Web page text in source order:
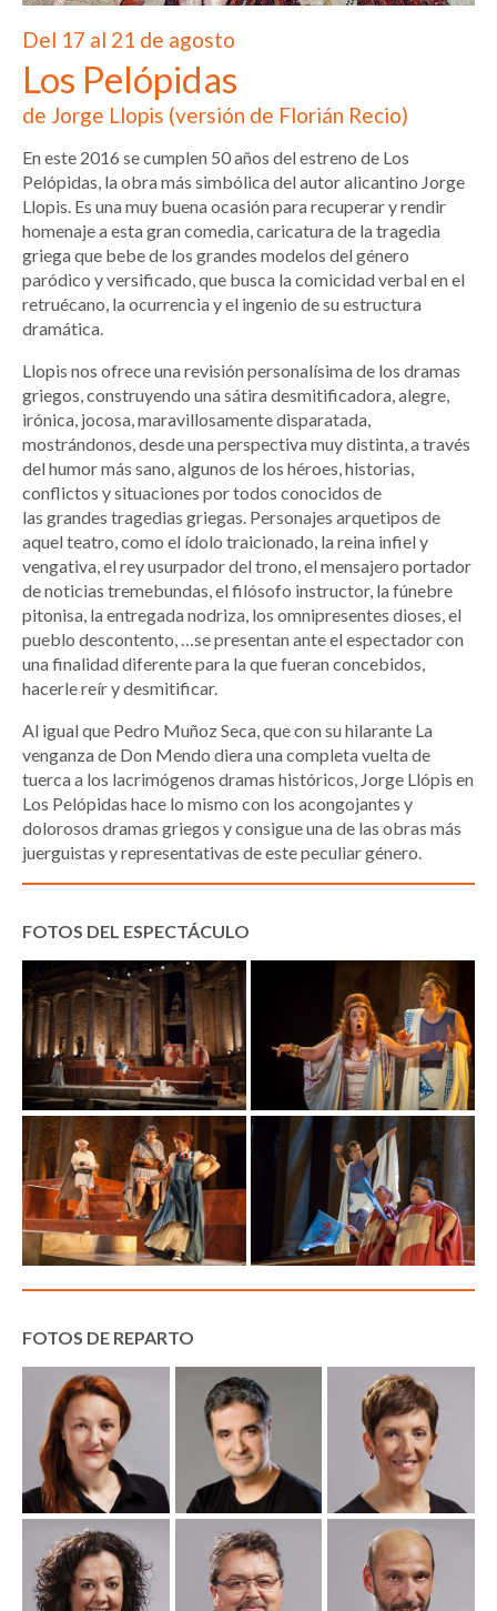
Del 17 al 21 de agosto
Los Pelópidas
de Jorge Llopis (versión de Florián Recio)
En este 2016 se cumplen 50 años del estreno de Los
Pelópidas, la obra más simbólica del autor alicantino Jorge
Llopis. Es una muy buena ocasión para recuperar y rendir
homenaje a esta gran comedia, caricatura de la tragedia
griega que bebe de los grandes modelos del género
paródico y versificado, que busca la comicidad verbal en el
retruécano, la ocurrencia y el ingenio de su estructura
dramática.
Llopis nos ofrece una revisión personalísima de los dramas
griegos, construyendo una sátira desmitificadora, alegre,
irónica, jocosa, maravillosamente disparatada,
mostrándonos, desde una perspectiva muy distinta, a través
del humor más sano, algunos de los héroes, historias,
conflictos y situaciones por todos conocidos de
las grandes tragedias griegas. Personajes arquetipos de
aquel teatro, como el ídolo traicionado, la reina infiel y
vengativa, el rey usurpador del trono, el mensajero portador
de noticias tremebundas, el filósofo instructor, la fúnebre
pitonisa, la entregada nodriza, los omnipresentes dioses, el
pueblo descontento, …se presentan ante el espectador con
una finalidad diferente para la que fueran concebidos,
hacerle reír y desmitificar.
Al igual que Pedro Muñoz Seca, que con su hilarante La
venganza de Don Mendo diera una completa vuelta de
tuerca a los lacrimógenos dramas históricos, Jorge Llópis en
Los Pelópidas hace lo mismo con los acongojantes y
dolorosos dramas griegos y consigue una de las obras más
juerguistas y representativas de este peculiar género.
FOTOS DEL ESPECTÁCULO
FOTOS DE REPARTO